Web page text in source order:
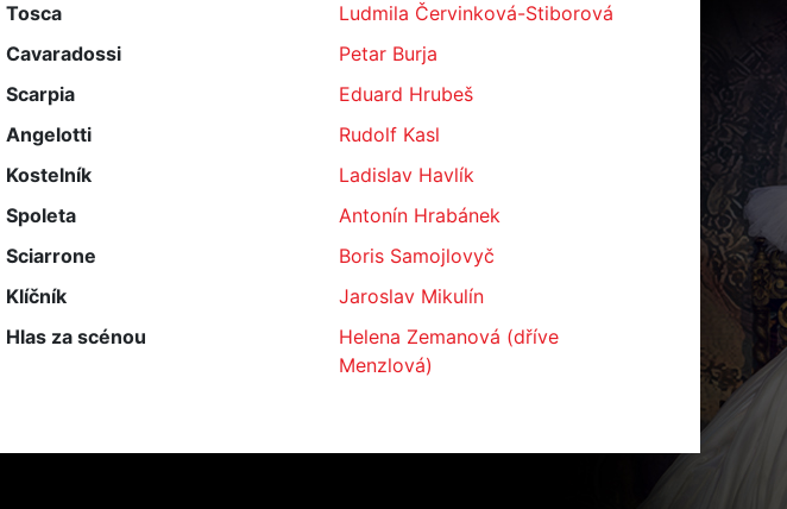
Tosca
Ludmila Červinková-Stiborová
Cavaradossi
Petar Burja
Scarpia
Eduard Hrubeš
Angelotti
Rudolf Kasl
Kostelník
Ladislav Havlík
Spoleta
Antonín Hrabánek
Sciarrone
Boris Samojlovyč
Klíčník
Jaroslav Mikulín
Hlas za scénou
Helena Zemanová (dříve
Menzlová)